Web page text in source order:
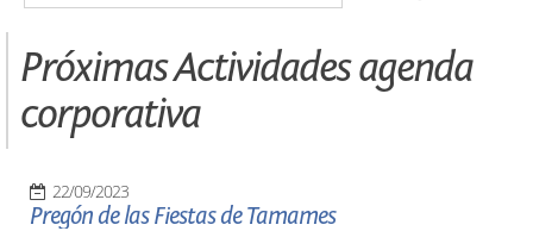
Próximas Actividades agenda
corporativa
22/09/2023
Pregón de las Fiestas de Tamames